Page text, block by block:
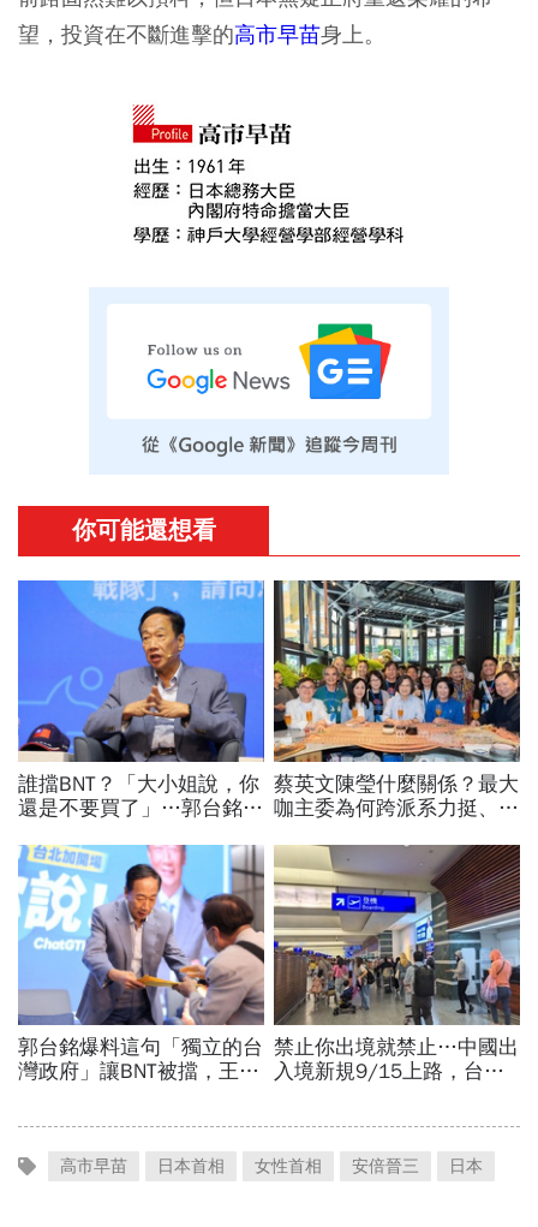
望，投資在不斷進擊的高市早苗身上。
高市早苗 日本首相 女性首相 安倍晉三 日本